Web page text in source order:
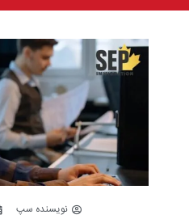
نویسنده سپ